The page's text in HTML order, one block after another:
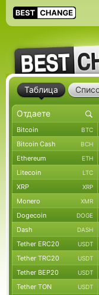
Таблица
Bitcoin BTC
Bitcoin Cash BCH
Ethereum ETH
Litecoin LTC
XRP XRP
Monero XMR
Dogecoin DOGE
Dash DASH
Tether ERC20 USDT
Tether TRC20 USDT
Tether BEP20 USDT
Tether TON USDT